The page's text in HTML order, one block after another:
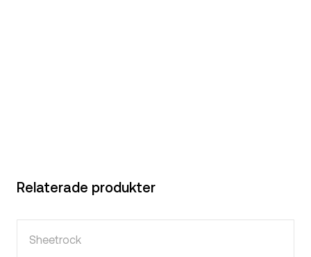
Relaterade produkter
Sheetrock